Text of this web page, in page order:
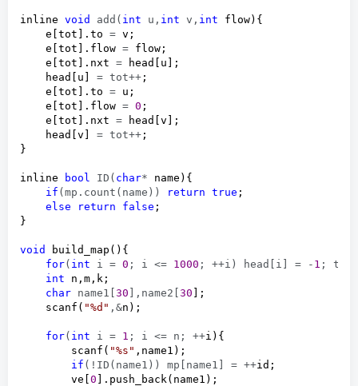
inline void add( int u, int v, int flow){
    e[tot].to
= v;
    e[tot].flow
= flow;
    e[tot].nxt
= head[u];
    head[u]
= tot++ ;
    e[tot].to
= u;
    e[tot].flow
= 0 ;
    e[tot].nxt
= head[v];
    head[v]
= tot++ ;
}
inline bool ID( char* name){
if (mp.count(name)) return true ;
else
return false ;
}
void
build_map(){
for( int i = 0 ; i <= 1000 ; ++i) head[i] = - 1 ; tot
int n,m,k;
char name1[ 30 ],name2[ 30 ];
    scanf(
"%d " ,&n);
for( int i = 1 ; i <= n; ++i){
        scanf(
"%s " ,name1);
if (!ID(name1)) mp[name1] = ++id;
        ve[
0 ].push_back(name1);